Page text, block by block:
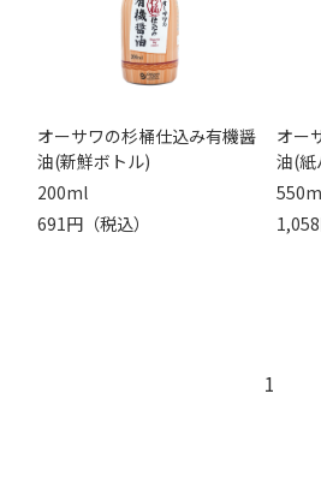
オーサワの杉桶仕込み有機醤
油(新鮮ボトル)
200ml
691円（税込）
オー
油(紙
1,058
1